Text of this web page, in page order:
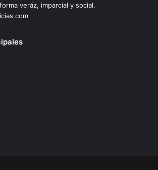
veráz, imparcial y social.